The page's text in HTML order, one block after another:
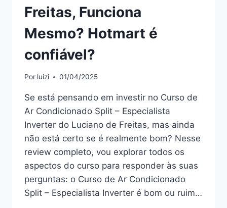
Freitas, Funciona
Mesmo? Hotmart é
confiável?
Por luizi 01/04/2025
Se está pensando em investir no Curso de
Ar Condicionado Split – Especialista
Inverter do Luciano de Freitas, mas ainda
não está certo se é realmente bom? Nesse
review completo, vou explorar todos os
aspectos do curso para responder às suas
perguntas: o Curso de Ar Condicionado
Split – Especialista Inverter é bom ou ruim…